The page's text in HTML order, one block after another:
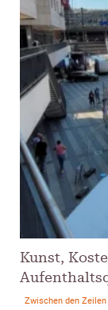
Kunst,
Zwischen den Zeilen